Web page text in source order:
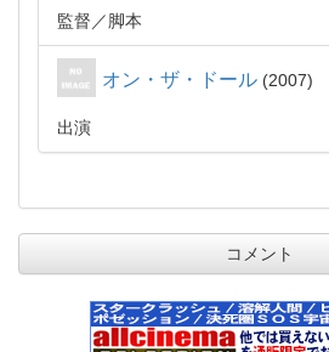
監督 脚本
オン・ザ・ドール 2007
出演
コメント